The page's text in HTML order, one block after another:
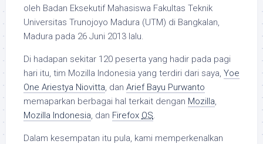
oleh Badan Eksekutif Mahasiswa Fakultas Teknik
Universitas Trunojoyo Madura (UTM) di Bangkalan,
Madura pada 26 Juni 2013 lalu.
Di hadapan sekitar 120 peserta yang hadir pada pagi
hari itu, tim Mozilla Indonesia yang terdiri dari saya, Yoe
One Ariestya Niovitta, dan Arief Bayu Purwanto
memaparkan berbagai hal terkait dengan Mozilla,
Mozilla Indonesia, dan Firefox OS.
Dalam kesempatan itu pula, kami memperkenalkan